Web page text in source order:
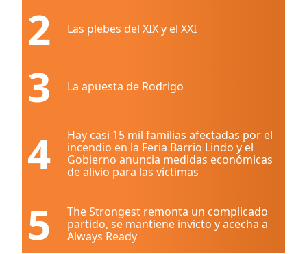
2 Las plebes del XIX y el XXI
3 La apuesta de Rodrigo
4
Hay casi 15 mil familias afectadas por el
incendio en la Feria Barrio Lindo y el
Gobierno anuncia medidas económicas
de alivio para las víctimas
5
The Strongest remonta un complicado
partido, se mantiene invicto y acecha a
Always Ready